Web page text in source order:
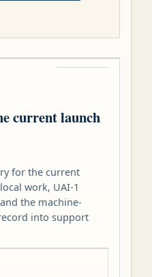
current launch
for the current
work, UAI-1
the machine-
into support